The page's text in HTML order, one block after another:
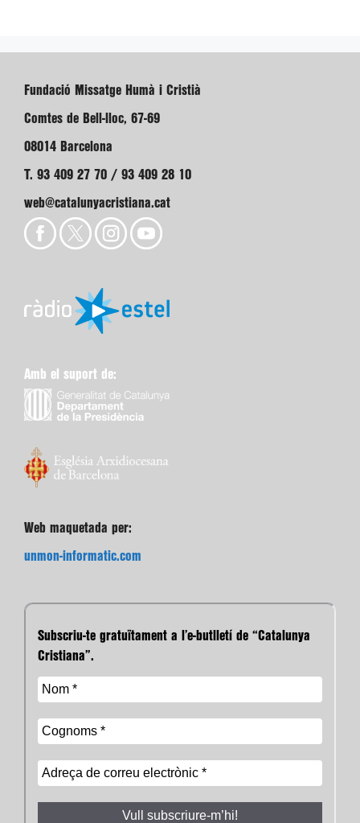
Fundació Missatge Humà i Cristià
Comtes de Bell-lloc, 67-69
08014 Barcelona
T. 93 409 27 70 / 93 409 28 10
web@catalunyacristiana.cat
Amb el suport de:
Web maquetada per:
unmon-informatic.com
Subscriu-te gratuïtament a l’e-butlletí de “Catalunya
Cristiana”.